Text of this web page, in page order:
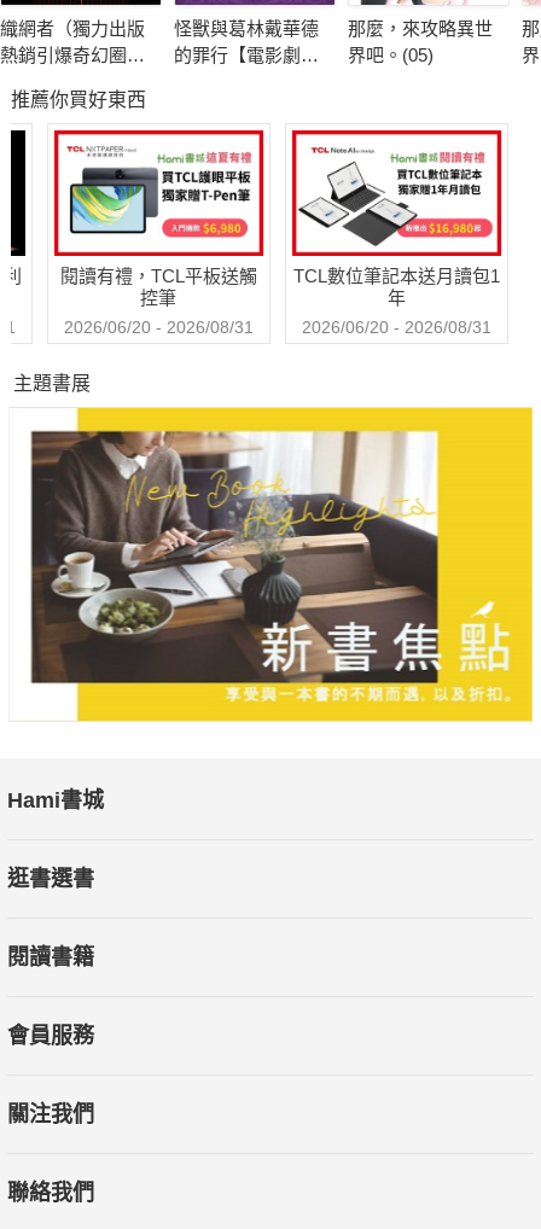
織網者（獨力出版
熱銷引爆奇幻圈，
評，上千位書評主
齊聲推薦）
怪獸與葛林戴華德
的罪行【電影劇本
那麼，來攻略異世
界吧。(05)
推薦你買好東西
閱讀有禮，TCL平板送觸
控筆
2026/06/20 - 2026/08/31
TCL數位筆記本送月讀包1
年
2026/06/20 - 2026/08/31
主題書展
Hami書城
逛書選書
閱讀書籍
會員服務
關注我們
聯絡我們